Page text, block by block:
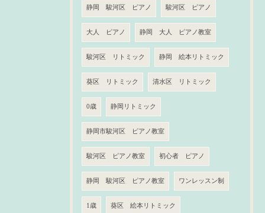
静岡 駿河区 ピアノ 駿河区 ピアノ
大人 ピアノ 静岡 大人 ピアノ教室
駿河区 リトミック 静岡 絵本リトミック
葵区 リトミック 清水区 リトミック
0歳 静岡リトミック
静岡市駿河区 ピアノ教室
駿河区 ピアノ教室 初心者 ピアノ
静岡 駿河区 ピアノ教室 ワンレッスン制
1歳 葵区 絵本リトミック